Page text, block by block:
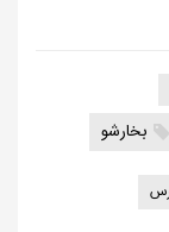
بخارشو